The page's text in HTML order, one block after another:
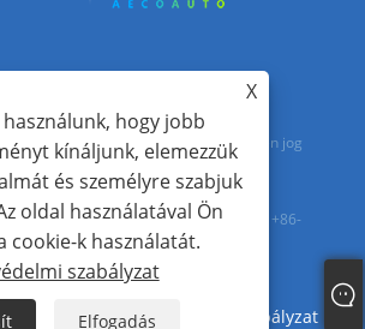
Aecoauto Technology Co., Ltd. Minden jog
TÁMOGATÁS:TIANYU HÁLÓZATJack Lin: +86-
XML Adatvédelmi szabályzat
X
hogy jobb
kínáljunk, elemezzük
és személyre szabjuk
oldal használatával Ön
cookie-k használatát.
szabályzat
Elfogadás